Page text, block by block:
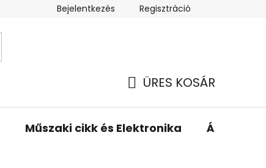
Bejelentkezés Regisztráció
ÜRES KOSÁR
Műszaki cikk és Elektronika